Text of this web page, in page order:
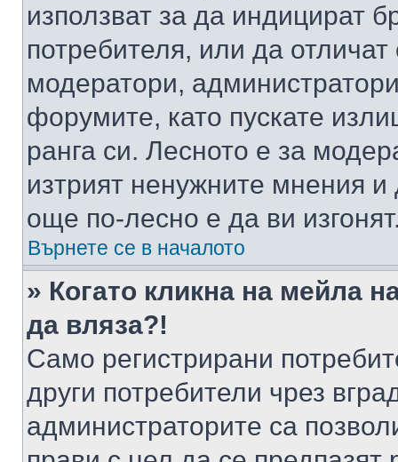
използват за да индицират
потребителя, или да
модератори,
форумите, като пускате
ранга си. Лесното е за
изтрият ненужните мнения
още по-лесно е да ви
Върнете се в началото
» Когато кликна на мейла
да вляза?!
Само регистрирани
други потребители чрез
администраторите са